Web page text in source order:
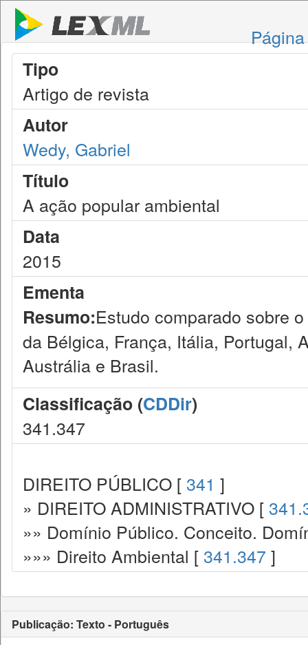
Tipo
Artigo de revista
Autor
Wedy, Gabriel
Título
A ação popular ambiental
Data
2015
Ementa
Resumo:Estudo comparado sobre
da Bélgica, França, Itália, Portugal,
Austrália e Brasil.
Classificação (CDDir)
341.347
DIREITO PÚBLICO [ 341 ]
» DIREITO ADMINISTRATIVO [
»» Domínio Público. Conceito.
»»» Direito Ambiental [ 341.347 ]
Publicação: Texto - Português